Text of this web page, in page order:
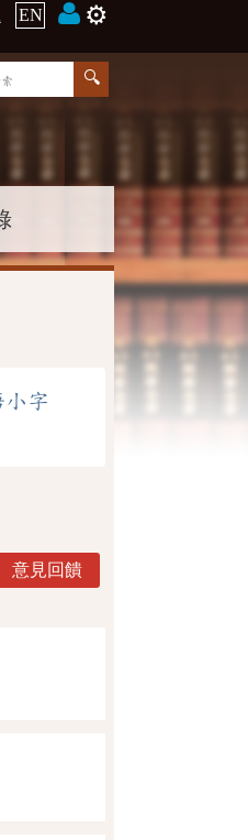
EN ⚙️
小字
意見回饋